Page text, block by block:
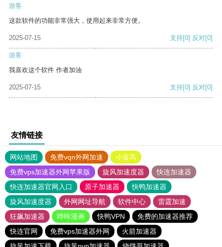
游客
这款软件的功能非常强大，使用起来非常方便。
2025-07-15 支持[0] 反对[0]
游客
我喜欢这个软件 作者加油
2025-07-15 支持[0] 反对[0]
友情链接
网站地图 免费vqn外网加速
小蓝鸟
免费vps加速器外网苹果版
旋风加速度器
快连加速器
快连加速器官网入口
原子加速器
快鸭加速器
旋风加速度器
外网网址导航 软件中心
雷霆加速
狂飙加速器
哔咔漫画 快鸭VPN
免费的加速器推荐
快连官网
免费vps加速器外网
火箭加速器